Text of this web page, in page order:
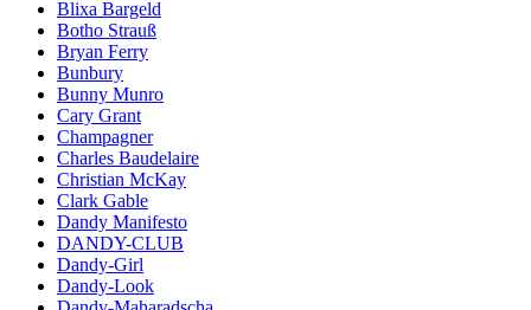
Blixa Bargeld
Botho Strauß
Bryan Ferry
Bunbury
Bunny Munro
Cary Grant
Champagner
Charles Baudelaire
Christian McKay
Clark Gable
Dandy Manifesto
DANDY-CLUB
Dandy-Girl
Dandy-Look